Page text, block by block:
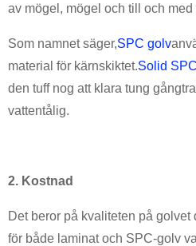
av mögel, mögel och till och med
Som namnet säger,SPC golv
material för kärnskiktet.Solid SPC
den tuff nog att klara tung
vattentålig.
2. Kostnad
Det beror på kvaliteten på
för både laminat och SPC-golv